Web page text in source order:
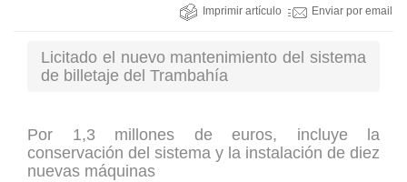
Imprimir artículo Enviar por email
Licitado el nuevo mantenimiento del sistema
de billetaje del Trambahía
Por 1,3 millones de euros, incluye la
conservación del sistema y la instalación de diez
nuevas máquinas